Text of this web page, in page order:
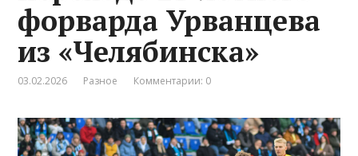
форварда Урванцева
из «Челябинска»
03.02.2026 Разное Комментарии: 0